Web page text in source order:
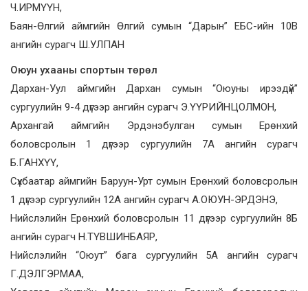
Ч.ИРМҮҮН,
Баян-Өлгий аймгийн Өлгий сумын “Дарын” ЕБС-ийн 10В
ангийн сурагч Ш.УЛПАН
Оюун ухааны спортын төрөл
Дархан-Уул аймгийн Дархан сумын “Оюуны ирээдүй”
сургуулийн 9-4 дүгээр ангийн сурагч Э.ҮҮРИЙНЦОЛМОН,
Архангай аймгийн Эрдэнэбулган сумын Ерөнхий
боловсролын 1 дүгээр сургуулийн 7А ангийн сурагч
Б.ГАНХҮҮ,
Сүхбаатар аймгийн Баруун-Урт сумын Ерөнхий боловсролын
1 дүгээр сургуулийн 12А ангийн сурагч А.ОЮУН-ЭРДЭНЭ,
Нийслэлийн Ерөнхий боловсролын 11 дүгээр сургуулийн 8Б
ангийн сурагч Н.ТҮВШИНБАЯР,
Нийслэлийн “Оюут” бага сургуулийн 5А ангийн сурагч
Г.ДЭЛГЭРМАА,